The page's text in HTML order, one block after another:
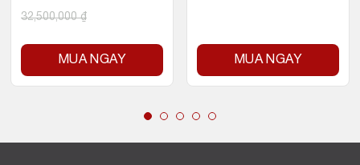
32,500,000₫
MUA NGAY MUA NGAY